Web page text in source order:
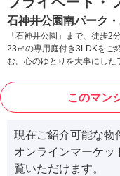
石神井公園南パーク
「石神井公園」まで、徒歩2
23㎡の専用庭付き3LDKをご
む。心のゆとりを大事にした
このマン
現在ご紹介可能な物
オンラインマーケッ
覧いただけます。